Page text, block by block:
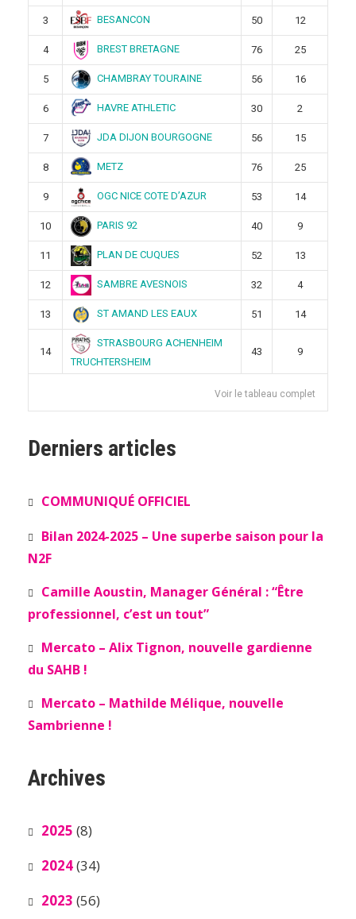
3 BESANCON 50 12
4 BREST BRETAGNE 76 25
5 CHAMBRAY TOURAINE 56 16
6 HAVRE ATHLETIC 30 2
7 JDA DIJON BOURGOGNE 56 15
8 METZ 76 25
9 OGC NICE COTE D’AZUR 53 14
10 PARIS 92 40 9
11 PLAN DE CUQUES 52 13
12 SAMBRE AVESNOIS 32 4
13 ST AMAND LES EAUX 51 14
14
STRASBOURG ACHENHEIM
TRUCHTERSHEIM
43 9
Voir le tableau complet
Derniers articles
COMMUNIQUÉ OFFICIEL
Bilan 2024-2025 – Une superbe saison pour la
N2F
Camille Aoustin, Manager Général : “Être
professionnel, c’est un tout”
Mercato – Alix Tignon, nouvelle gardienne
du SAHB !
Mercato – Mathilde Mélique, nouvelle
Sambrienne !
Archives
2025 (8)
2024(34)
2023 (56)